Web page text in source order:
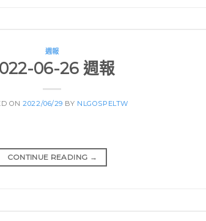
週報
06-26 週報
ON2022/06/29 BY NLGOSPELTW
CONTINUE READING →